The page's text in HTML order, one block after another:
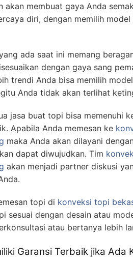
akan membuat gaya Anda
diri, dengan memilih
ada saat ini memang
dengan gaya sang
trendi Anda bisa memilih
Anda tidak akan terlihat
jasa buat topi bisa memenuhi
Apabila Anda memesan ke
maka Anda akan dilayani
dapat diwujudkan. Tim
akan menjadi partner diskusi
topi di konveksi topi
sesuai dengan desain atau
atau bertanya lebih
Garansi Terbaik jika Ada